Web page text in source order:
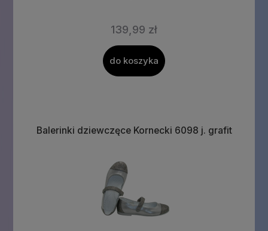
139,99 zł
do koszyka
Balerinki dziewczęce Kornecki 6098 j. grafit